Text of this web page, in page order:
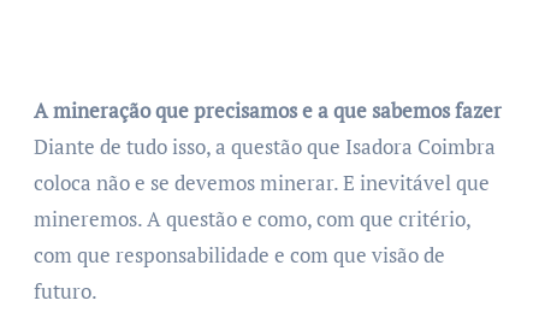
A mineração que precisamos e a que sabemos fazer
Diante de tudo isso, a questão que Isadora Coimbra
coloca não e se devemos minerar. E inevitável que
mineremos. A questão e como, com que critério,
com que responsabilidade e com que visão de
futuro.